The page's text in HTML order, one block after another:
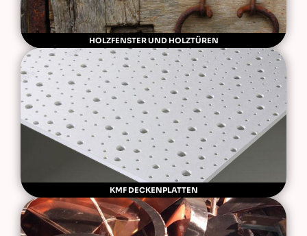
HOLZFENSTER UND HOLZTÜREN
KMF DECKENPLATTEN